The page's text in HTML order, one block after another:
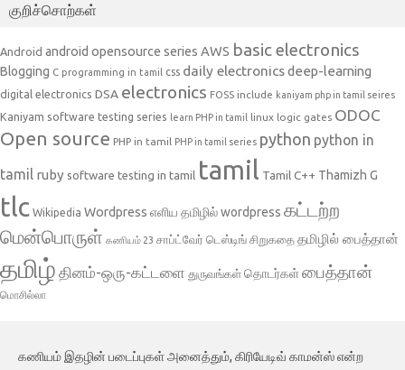
குறிச்சொற்கள்
Android android opensource series AWS basic electronics
Blogging C programming in tamil css daily electronicsdeep-learning
digital electronics DSA electronics FOSS include kaniyam php in tamil seires
Kaniyam software testing series learn PHP in tamil linux logic gates ODOC
Open source PHP in tamil PHP in tamil series python python in
tamil ruby software testing in tamil tamil Tamil C++ Thamizh G
tlc Wikipedia Wordpress எளிய தமிழில் wordpress கட்டற்ற
மென்பொருள் கணியம் 23 சாப்ட்வேர் டெஸ்டிங் சிறுகதை தமிழில் பைத்தான்
தமிழ் தினம்-ஒரு-கட்டளை துருவங்கள் தொடர்கள்பைத்தான்
மொசில்லா
கணியம் இதழின் படைப்புகள் அனைத்தும், கிரியேடிவ் காமன்ஸ் என்ற